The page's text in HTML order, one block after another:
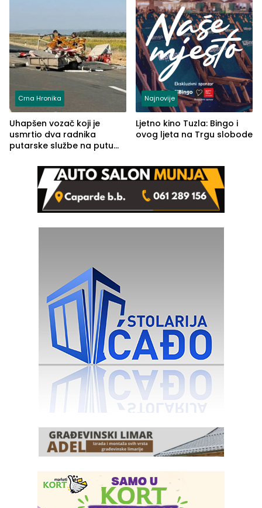
Crna Hronika
Uhapšen vozač koji je
usmrtio dva radnika
putarske službe na putu
(FOTO)
Najnovije
Ljetno kino Tuzla: Bingo i
ovog ljeta na Trgu slobode